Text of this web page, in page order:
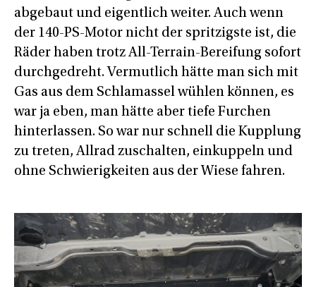
abgebaut und eigentlich weiter. Auch wenn
der 140-PS-Motor nicht der spritzigste ist, die
Räder haben trotz All-Terrain-Bereifung sofort
durchgedreht. Vermutlich hätte man sich mit
Gas aus dem Schlamassel wühlen können, es
war ja eben, man hätte aber tiefe Furchen
hinterlassen. So war nur schnell die Kupplung
zu treten, Allrad zuschalten, einkuppeln und
ohne Schwierigkeiten aus der Wiese fahren.